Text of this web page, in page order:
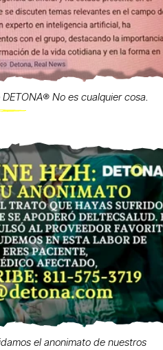
No es cualquier cosa.
el anonimato de nuestros